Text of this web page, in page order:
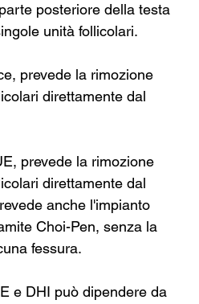
posteriore della testa
unità follicolari.
prevede la rimozione
direttamente dal
prevede la rimozione
direttamente dal
anche l'impianto
Choi-Pen, senza la
fessura.
e DHI può dipendere da